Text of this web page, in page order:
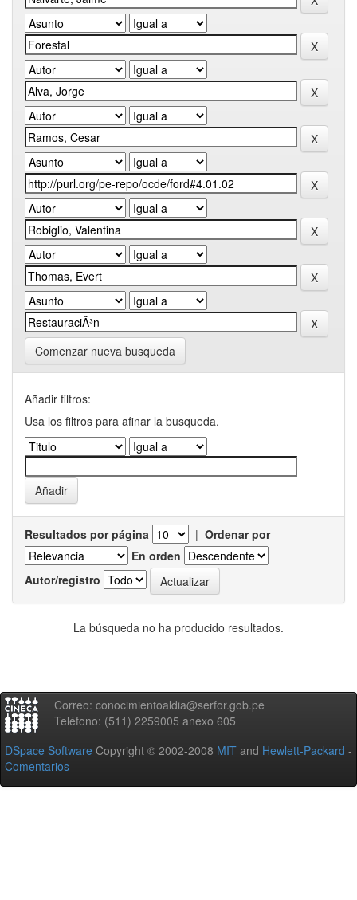
Comenzar nueva busqueda
Añadir filtros:
Usa los filtros para afinar la busqueda.
Resultados por página | Ordenar por
En orden
Autor/registro
La búsqueda no ha producido resultados.
Correo: conocimientoaldia@serfor.gob.pe
Teléfono: (511) 2259005 anexo 605
DSpace Software Copyright © 2002-2008 MIT and Hewlett-Packard -
Comentarios